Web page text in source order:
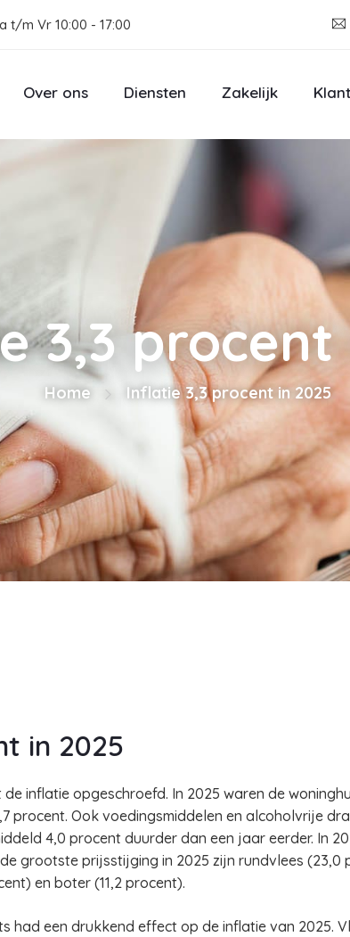
t/m Vr 10:00 - 17:00
Over ons Diensten Zakelijk
3,3 procent
Home Inflatie 3,3 procent in 2025
in 2025
inflatie opgeschroefd. In 2025 waren de
procent. Ook voedingsmiddelen en alcoholvrije
4,0 procent duurder dan een jaar eerder. In
grootste prijsstijging in 2025 zijn rundvlees
en boter (11,2 procent).
had een drukkend effect op de inflatie van 2025.